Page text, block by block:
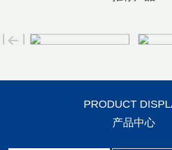
了解更多+ 了解
PRODUCT
产品中心